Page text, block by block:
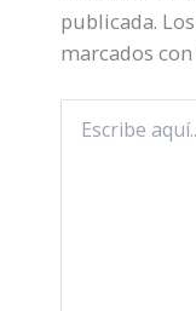
publicada.
marcados con
aquí...